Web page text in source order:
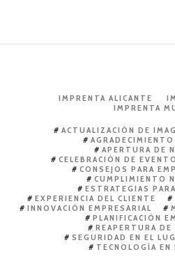
IMPRENTA ALICANTE
IMPRENTA
ACTUALIZACIÓN DE
APERTURA DE
CELEBRACIÓN DE
CONSEJOS PARA
CUMPLIMIENTO
ESTRATEGIAS
EXPERIENCIA DEL CLIENTE
INNOVACIÓN EMPRESARIAL
PLANIFICACIÓN
REAPERTURA DE
SEGURIDAD EN EL
TECNOLOGÍA EN